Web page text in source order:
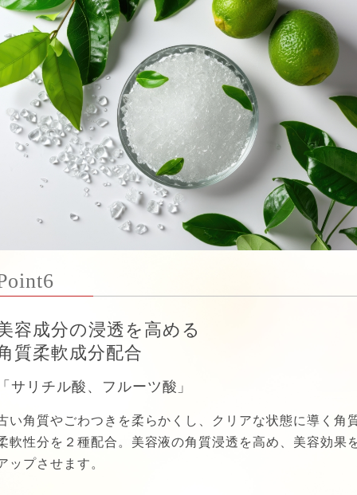
容成分の浸透を高める
質柔軟成分配合
サリチル酸、フルーツ酸」
い角質やごわつきを柔らかくし、クリアな状態に導く角
軟性分を２種配合。美容液の角質浸透を高め、美容効果
ップさせます。